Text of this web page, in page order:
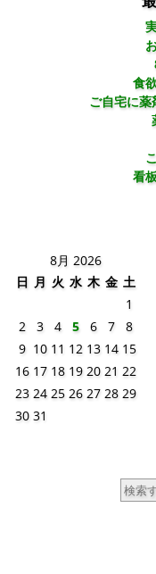
食
ご自宅に薬
看
8月 2026
日 月 火 水 木 金 土
1
2
3 4 5 6 7
8
9 10 11 12 13 14 15
16 17 18 19 20 21 22
23 24 25 26 27 28 29
30 31